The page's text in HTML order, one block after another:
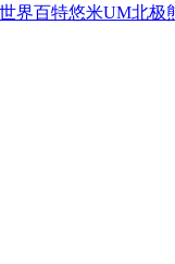
界百特悠米UM北极